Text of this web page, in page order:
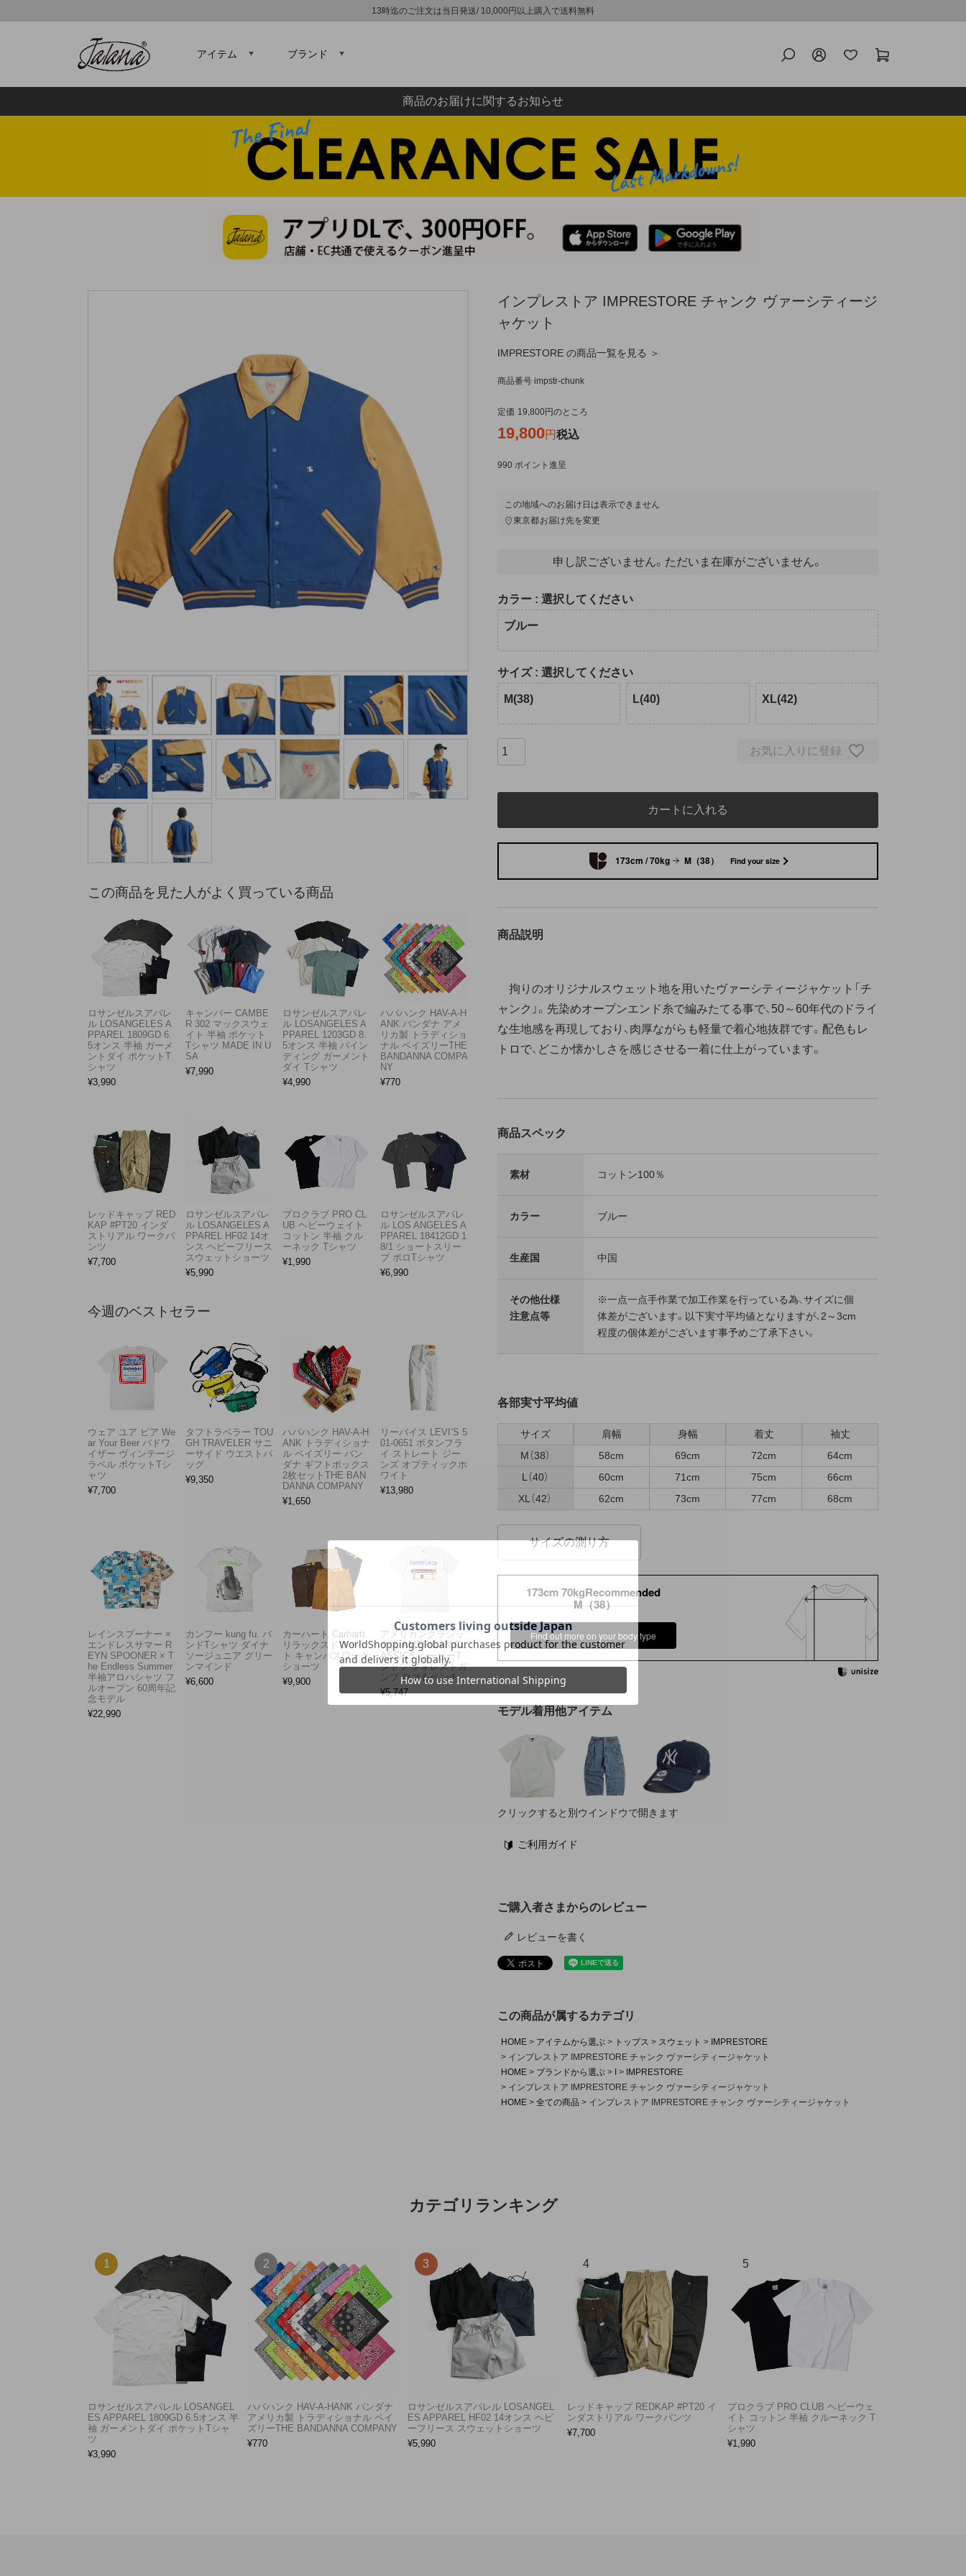
13時迄のご注文は当日発送/ 10,000円以上購入で送料無料
アイテム ブランド
商品のお届けに関するお知らせ
インプレストア IMPRESTORE チャンク ヴァーシティージ
ャケット
IMPRESTORE の商品一覧を見る ＞
商品番号 impstr-chunk
定価 19,800 のところ
19,800 税込
990 ポイント進呈
この地域へのお届け日は表示できません
東京都お届け先を変更
申し訳ございません。ただいま在庫がございません。
カラー 選択してください
ブルー
サイズ 選択してください
M(38) L(40) XL(42)
お気に入りに登録
カートに入れる
173cm / 70kg M（38） Find your size
商品説明
拘りのオリジナルスウェット地を用いたヴァーシティージャケット「チ
ャンク」。先染めオープンエンド糸で編みたてる事で、50～60年代のドライ
な生地感を再現しており、肉厚ながらも軽量で着心地抜群です。配色もレ
トロで、どこか懐かしさを感じさせる一着に仕上がっています。
商品スペック
素材 コットン100％
カラー ブルー
生産国 中国
その他仕様
注意点等
※一点一点手作業で加工作業を行っている為、サイズに個
体差がございます。以下実寸平均値となりますが、2～3cm
程度の個体差がございます事予めご了承下さい。
各部実寸平均値
サイズ 肩幅 身幅 着丈
袖丈
M（38）
58cm 69cm 72cm
64cm
L（40）
60cm 71cm 75cm
66cm
XL（42）
62cm 73cm 77cm 68cm
サイズの測り方
173cm 70kgRecommended
M（38）
Find out more on your body type
モデル着用他アイテム
クリックすると別ウインドウで開きます
ご利用ガイド
ご購入者さまからのレビュー
レビューを書く
この商品が属するカテゴリ
HOME アイテムから選ぶ トップス スウェット
IMPRESTORE
インプレストア IMPRESTORE チャンク ヴァーシティージャケット
HOME
ブランドから選ぶ I
IMPRESTORE
インプレストア IMPRESTORE チャンク ヴァーシティージャケット
HOME
全ての商品 インプレストア IMPRESTORE チャンク ヴァーシティージャケット
この商品を見た人がよく買っている商品
ロサンゼルスアパレ
ル LOSANGELES A
PPAREL 1809GD 6.
5オンス 半袖 ガーメ
ントダイ ポケットT
シャツ
¥3,990
キャンバー CAMBE
R 302 マックスウェ
イト 半袖 ポケット
Tシャツ MADE IN U
SA
¥7,990
ロサンゼルスアパレ
ル LOSANGELES A
PPAREL 1203GD 8.
5オンス 半袖 バイン
ディング ガーメント
ダイ Tシャツ
¥4,990
ハバハンク HAV-A-H
ANK バンダナ アメ
リカ製 トラディショ
ナル ペイズリーTHE
BANDANNA COMPA
NY
¥770
レッドキャップ RED
KAP #PT20 インダ
ストリアル ワークパ
ンツ
¥7,700
ロサンゼルスアパレ
ル LOSANGELES A
PPAREL HF02 14オ
ンス ヘビーフリース
スウェットショーツ
¥5,990
プロクラブ PRO CL
UB ヘビーウェイト
コットン 半袖 クル
ーネック Tシャツ
¥1,990
ロサンゼルスアパレ
ル LOS ANGELES A
PPAREL 18412GD 1
8/1 ショートスリー
ブ ポロTシャツ
¥6,990
今週のベストセラー
ウェア ユア ビア We
ar Your Beer バドワ
イザー ヴィンテージ
ラベル ポケットTシ
ャツ
¥7,700
タフトラベラー TOU
GH TRAVELER サニ
ーサイド ウエストバ
ッグ
¥9,350
ハバハンク HAV-A-H
ANK トラディショナ
ル ペイズリー バン
ダナ ギフトボックス
2枚セットTHE BAN
DANNA COMPANY
¥1,650
リーバイス LEVI’S 5
01-0651 ボタンフラ
イ ストレート ジー
ンズ オプティックホ
ワイト
¥13,980
レインスプーナー ×
エンドレスサマー R
EYN SPOONER × T
he Endless Summer
半袖アロハシャツ フ
ルオープン 60周年記
念モデル
¥22,990
カンフー kung fu. バ
ンドTシャツ ダイナ
ソージュニア グリー
ンマインド
¥6,600
カーハート Carhartt
リラックスドフィッ
ト キャンバスワーク
ショーツ
¥9,900
アメリカンクラシッ
クス AMERICAN CL
ASSICS ムービーT
シャツ フォレストガ
ンプ ロゴ＆ベンチ
¥5,747
カテゴリランキング
ロサンゼルスアパレル LOSANGEL
ES APPAREL 1809GD 6.5オンス 半
袖 ガーメントダイ ポケットTシャ
ツ
¥3,990
ハバハンク HAV-A-HANK バンダナ
アメリカ製 トラディショナル ペイ
ズリーTHE BANDANNA COMPANY
¥770
ロサンゼルスアパレル LOSANGEL
ES APPAREL HF02 14オンス ヘビ
ーフリース スウェットショーツ
¥5,990
レッドキャップ REDKAP #PT20 イ
ンダストリアル ワークパンツ
¥7,700
プロクラブ PRO CLUB ヘビーウェ
イト コットン 半袖 クルーネック T
シャツ
¥1,990